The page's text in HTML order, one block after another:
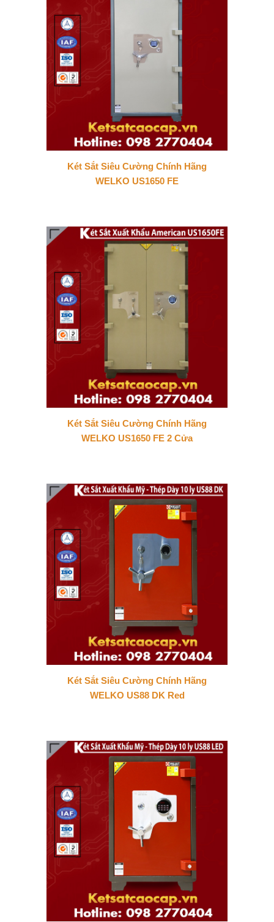
Két Sắt Siêu Cường Chính Hãng
WELKO US1650 FE
Két Sắt Siêu Cường Chính Hãng
WELKO US1650 FE 2 Cửa
Két Sắt Siêu Cường Chính Hãng
WELKO US88 DK Red